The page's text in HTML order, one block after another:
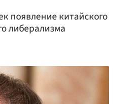
появление китайского
либерализма